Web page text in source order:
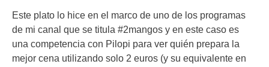
Este plato lo hice en el marco de uno de los programas
de mi canal que se titula #2mangos y en este caso es
una competencia con Pilopi para ver quién prepara la
mejor cena utilizando solo 2 euros (y su equivalente en